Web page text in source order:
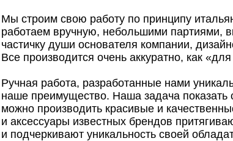
Мы строим свою работу по принципу
работаем вручную, небольшими партиями,
частичку души основателя компании,
Все производится очень аккуратно, как
Ручная работа, разработанные нами
наше преимущество. Наша задача показать
можно производить красивые и
и аксессуары известных брендов
и подчеркивают уникальность своей